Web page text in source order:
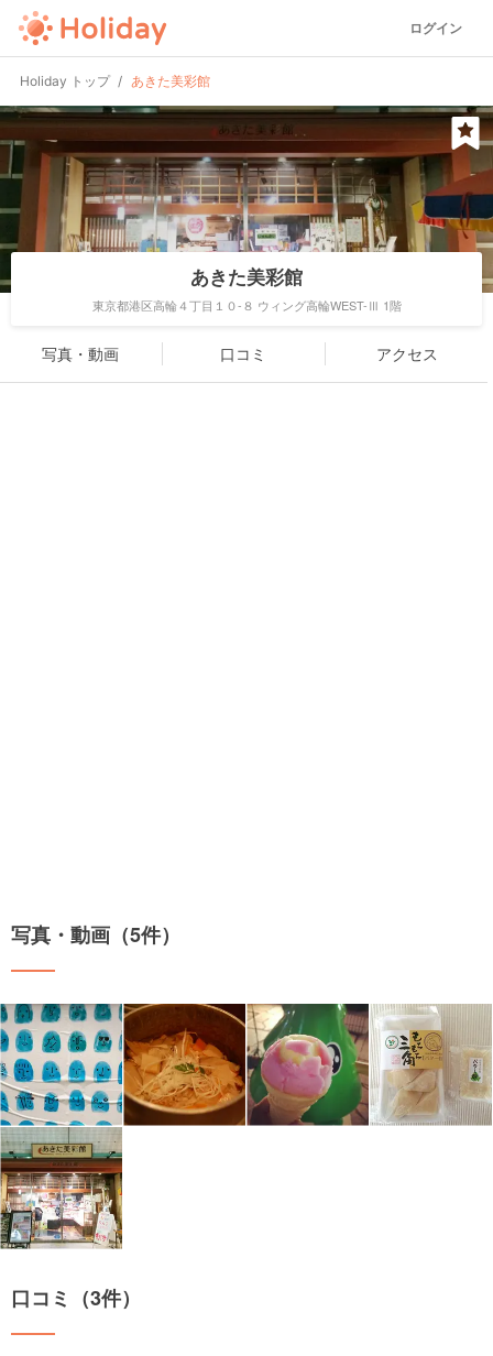
ログイン
Holiday トップ あきた美彩館
あきた美彩館
東京都港区高輪４丁目１０-８ ウィング高輪WEST-Ⅲ 1階
写真・動画 口コミ アクセス
写真・動画（5件）
口コミ（3件）